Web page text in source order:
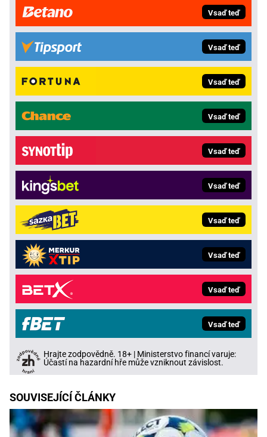
Vsaď teď
Vsaď teď
Vsaď teď
Vsaď teď
Vsaď teď
Vsaď teď
Vsaď teď
Vsaď teď
Vsaď teď
Vsaď teď
Hrajte zodpovědně. 18+ | Ministerstvo financí varuje:
Účastí na hazardní hře může vzniknout závislost.
SOUVISEJÍCÍ ČLÁNKY